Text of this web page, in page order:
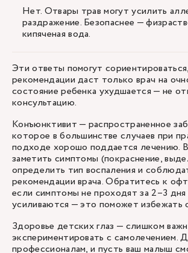
Нет. Отвары трав могут усилить
раздражение. Безопаснее —
кипяченая вода.
Эти ответы помогут
рекомендации даст только врач на
состояние ребенка ухудшается — не
консультацию.
Конъюнктивит — распространенное
которое в большинстве случаев при
подходе хорошо поддается лечению.
заметить симптомы (покраснение,
определить тип воспаления и
рекомендации врача. Обратитесь к
если симптомы не проходят за 2–3 дня
усиливаются — это поможет избежать
Здоровье детских глаз — слишком
экспериментировать с самолечением.
профессионалам, и пусть ваш малыш